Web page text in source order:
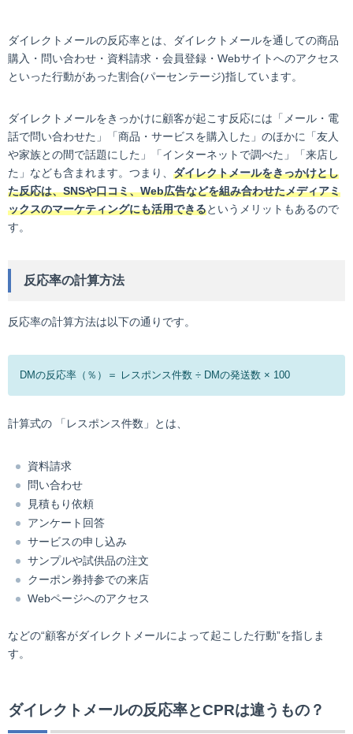
ダイレクトメールの反応率とは、ダイレクトメールを通しての商品
購入・問い合わせ・資料請求・会員登録・Webサイトへのアクセス
といった行動があった割合(パーセンテージ)指しています。
ダイレクトメールをきっかけに顧客が起こす反応には「メール・電
話で問い合わせた」「商品・サービスを購入した」のほかに「友人
や家族との間で話題にした」「インターネットで調べた」「来店し
た」なども含まれます。つまり、 ダイレクトメールをきっかけとし
た反応は、SNSや口コミ、Web広告などを組み合わせたメディアミ
ックスのマーケティングにも活用できるというメリットもあるので
す。
反応率の計算方法
反応率の計算方法は以下の通りです。
DMの反応率（％）＝ レスポンス件数 ÷ DMの発送数 × 100
計算式の 「レスポンス件数」とは、
資料請求
問い合わせ
見積もり依頼
アンケート回答
サービスの申し込み
サンプルや試供品の注文
クーポン券持参での来店
Webページへのアクセス
などの“顧客がダイレクトメールによって起こした行動”を指しま
す。
ダイレクトメールの反応率とCPRは違うもの？